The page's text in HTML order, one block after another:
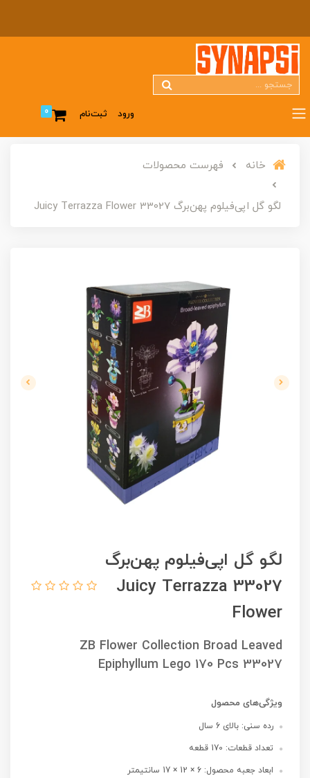
ورود ثبت‌نام 0
خانه فهرست محصولات
لگو گل اپی‌فیلوم پهن‌برگ 33027 Juicy Terrazza Flower
لگو گل اپی‌فیلوم پهن‌برگ
33027 Juicy Terrazza
Flower
ZB Flower Collection Broad Leaved
Epiphyllum Lego 170 Pcs 33027
ویژگی‌های محصول
رده سنی: بالای 6 سال
تعداد قطعات: 170 قطعه
ابعاد جعبه محصول: 6 × 12 × 17 سانتیمتر